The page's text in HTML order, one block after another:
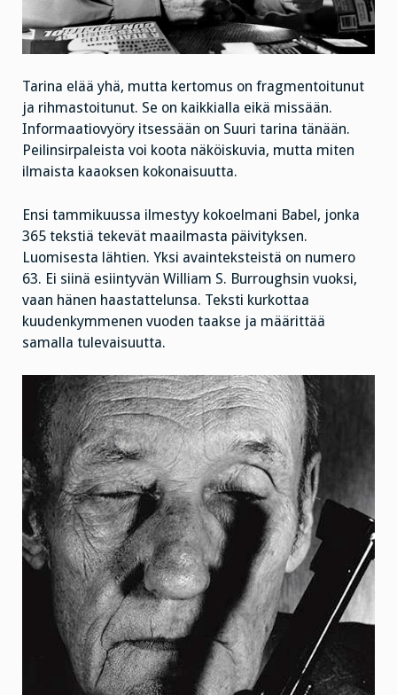
Tarina elää yhä, mutta kertomus on fragmentoitunut
ja rihmastoitunut. Se on kaikkialla eikä missään.
Informaatiovyöry itsessään on Suuri tarina tänään.
Peilinsirpaleista voi koota näköiskuvia, mutta miten
ilmaista kaaoksen kokonaisuutta.
Ensi tammikuussa ilmestyy kokoelmani Babel, jonka
365 tekstiä tekevät maailmasta päivityksen.
Luomisesta lähtien. Yksi avainteksteistä on numero
63. Ei siinä esiintyvän William S. Burroughsin vuoksi,
vaan hänen haastattelunsa. Teksti kurkottaa
kuudenkymmenen vuoden taakse ja määrittää
samalla tulevaisuutta.